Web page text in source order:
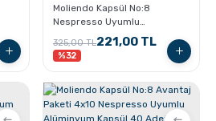
Moliendo Kapsül No:8
Nespresso Uyumlu
Alüminyum Kapsül 10 Adet
325,00 TL221,00 TL
%32